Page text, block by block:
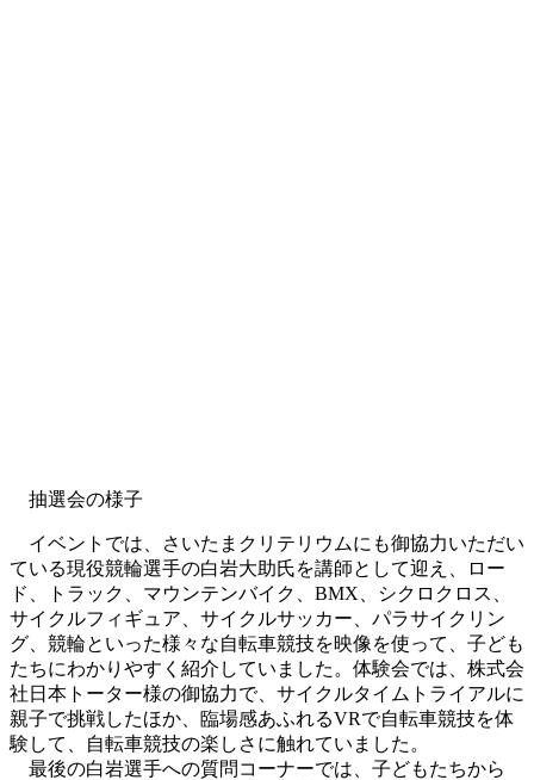
抽選会の様子
イベントでは、さいたまクリテリウムにも御協力いただい
ている現役競輪選手の白岩大助氏を講師として迎え、ロー
ド、トラック、マウンテンバイク、BMX、シクロクロス、
サイクルフィギュア、サイクルサッカー、パラサイクリン
グ、競輪といった様々な自転車競技を映像を使って、子ども
たちにわかりやすく紹介していました。体験会では、株式会
社日本トーター様の御協力で、サイクルタイムトライアルに
親子で挑戦したほか、臨場感あふれるVRで自転車競技を体
験して、自転車競技の楽しさに触れていました。
最後の白岩選手への質問コーナーでは、子どもたちから